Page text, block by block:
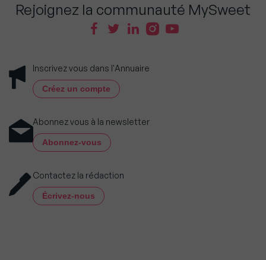
Rejoignez la communauté MySweet
Inscrivez vous dans l'Annuaire
Créez un compte
Abonnez vous à la newsletter
Abonnez-vous
Contactez la rédaction
Écrivez-nous